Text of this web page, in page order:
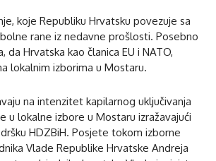
koje Republiku Hrvatsku povezuje sa
rane iz nedavne prošlosti. Posebno
da Hrvatska kao članica EU i NATO,
lokalnim izborima u Mostaru.
na intenzitet kapilarnog uključivanja
u lokalne izbore u Mostaru izražavajući
HDZBiH. Posjete tokom izborne
Vlade Republike Hrvatske Andreja